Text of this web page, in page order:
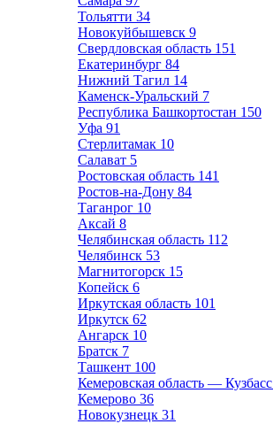
Тольятти 34
Новокуйбышевск 9
Свердловская область 151
Екатеринбург 84
Нижний Тагил 14
Каменск-Уральский 7
Республика Башкортостан 150
Уфа 91
Стерлитамак 10
Салават 5
Ростовская область 141
Ростов-на-Дону 84
Таганрог 10
Аксай 8
Челябинская область 112
Челябинск 53
Магнитогорск 15
Копейск 6
Иркутская область 101
Иркутск 62
Ангарск 10
Братск 7
Ташкент 100
Кемеровская область — Кузбасс
Кемерово 36
Новокузнецк 31